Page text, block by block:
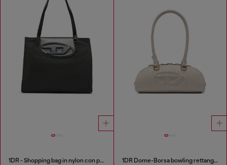
1DR - Shopping bag in nylon con patta in pelle 1DR Dome-Borsa bowling rettangolare in pelle effetto snake